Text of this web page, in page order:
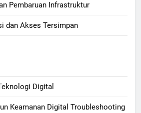
Pembaruan Infrastruktur
dan Akses Tersimpan
Digital
Keamanan Digital Troubleshooting